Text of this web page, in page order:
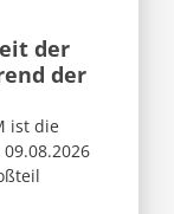
der
der
ist die